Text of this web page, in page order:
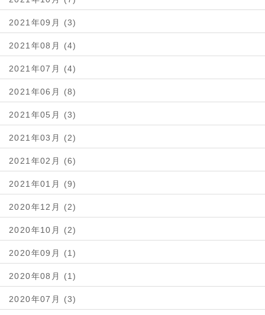
2021年09月 (3)
2021年08月 (4)
2021年07月 (4)
2021年06月 (8)
2021年05月 (3)
2021年03月 (2)
2021年02月 (6)
2021年01月 (9)
2020年12月 (2)
2020年10月 (2)
2020年09月 (1)
2020年08月 (1)
2020年07月 (3)